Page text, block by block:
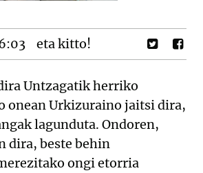
eta kitto!
Untzagatik herriko
onean Urkizuraino jaitsi dira,
lagunduta. Ondoren,
dira, beste behin
ongi etorria